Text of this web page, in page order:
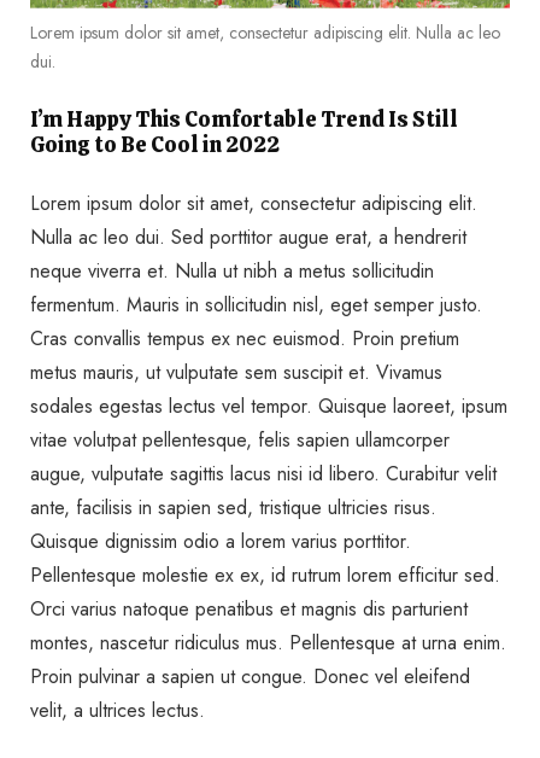
Lorem ipsum dolor sit amet, consectetur adipiscing elit. Nulla ac leo
dui.
I’m Happy This Comfortable Trend Is Still
Going to Be Cool in 2022
Lorem ipsum dolor sit amet, consectetur adipiscing elit.
Nulla ac leo dui. Sed porttitor augue erat, a hendrerit
neque viverra et. Nulla ut nibh a metus sollicitudin
fermentum. Mauris in sollicitudin nisl, eget semper justo.
Cras convallis tempus ex nec euismod. Proin pretium
metus mauris, ut vulputate sem suscipit et. Vivamus
sodales egestas lectus vel tempor. Quisque laoreet, ipsum
vitae volutpat pellentesque, felis sapien ullamcorper
augue, vulputate sagittis lacus nisi id libero. Curabitur velit
ante, facilisis in sapien sed, tristique ultricies risus.
Quisque dignissim odio a lorem varius porttitor.
Pellentesque molestie ex ex, id rutrum lorem efficitur sed.
Orci varius natoque penatibus et magnis dis parturient
montes, nascetur ridiculus mus. Pellentesque at urna enim.
Proin pulvinar a sapien ut congue. Donec vel eleifend
velit, a ultrices lectus.